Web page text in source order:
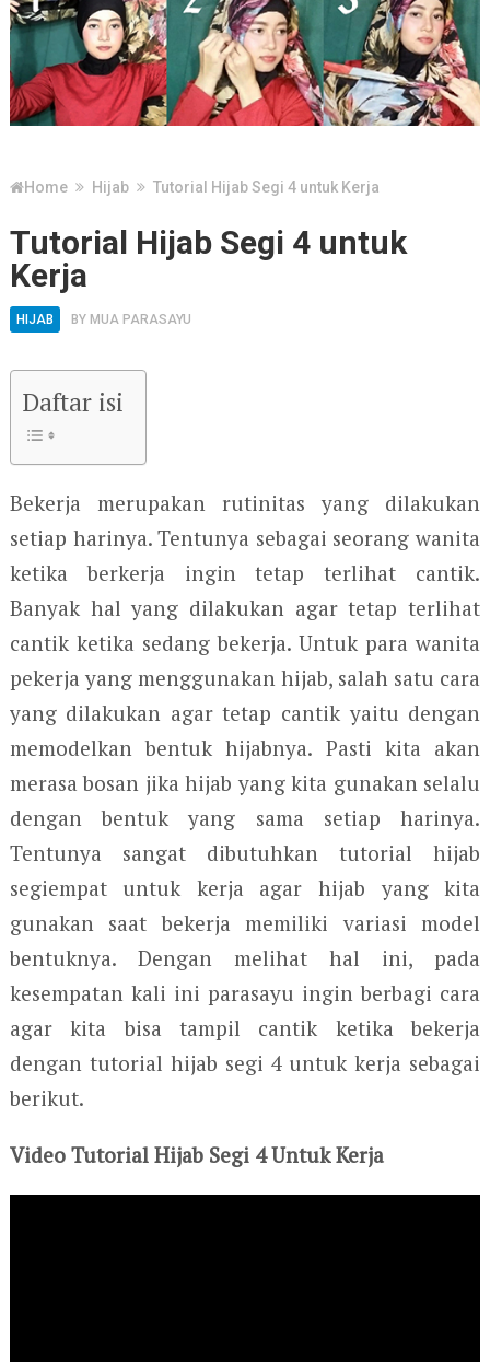
Home Hijab Tutorial Hijab Segi 4 untuk Kerja
Tutorial Hijab Segi 4 untuk
Kerja
HIJAB BY MUA PARASAYU
Daftar isi
Bekerja merupakan rutinitas yang dilakukan
setiap harinya. Tentunya sebagai seorang wanita
ketika berkerja ingin tetap terlihat cantik.
Banyak hal yang dilakukan agar tetap terlihat
cantik ketika sedang bekerja. Untuk para wanita
pekerja yang menggunakan hijab, salah satu cara
yang dilakukan agar tetap cantik yaitu dengan
memodelkan bentuk hijabnya. Pasti kita akan
merasa bosan jika hijab yang kita gunakan selalu
dengan bentuk yang sama setiap harinya.
Tentunya sangat dibutuhkan tutorial hijab
segiempat untuk kerja agar hijab yang kita
gunakan saat bekerja memiliki variasi model
bentuknya. Dengan melihat hal ini, pada
kesempatan kali ini parasayu ingin berbagi cara
agar kita bisa tampil cantik ketika bekerja
dengan tutorial hijab segi 4 untuk kerja sebagai
berikut.
Video Tutorial Hijab Segi 4 Untuk Kerja